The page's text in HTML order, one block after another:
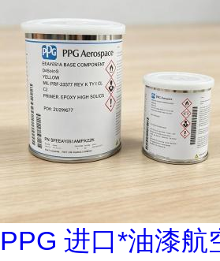
PPG 进口*油漆航